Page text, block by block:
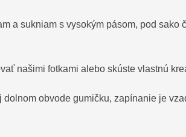
a sukniam s vysokým pásom, pod sako
našimi fotkami alebo skúste vlastnú
dolnom obvode gumičku, zapínanie je